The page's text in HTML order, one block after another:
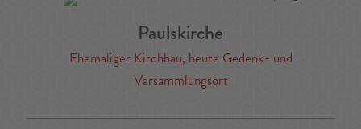
Paulskirche
Ehemaliger Kirchbau, heute Gedenk- und
Versammlungsort